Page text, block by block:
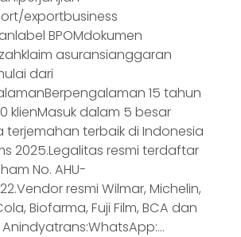
exportbusiness
BPOMdokumen
asuransianggaran
dari
15 tahun
klienMasuk dalam 5 besar
terjemahan terbaik di Indonesia
2025.Legalitas resmi terdaftar
No. AHU-
resmi Wilmar, Michelin,
Biofarma, Fuji Film, BCA dan